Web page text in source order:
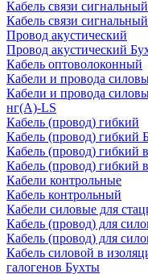
Кабель связи сигнальный
Кабель связи
Провод акустический
Провод акустический
Кабель оптоволоконный
Кабели и провода
Кабели и провода
нг(А)-LS
Кабель (провод) гибкий
Кабель (провод) гибкий
Кабель (провод) гибкий
Кабель (провод) гибкий
Кабели контрольные
Кабель контрольный
Кабели силовые для
Кабель (провод) для
Кабель (провод) для
Кабель силовой в
галогенов Бухты